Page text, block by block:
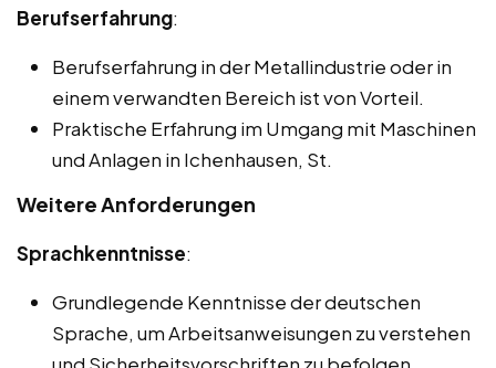
Berufserfahrung:
Berufserfahrung in der Metallindustrie oder in
einem verwandten Bereich ist von Vorteil.
Praktische Erfahrung im Umgang mit Maschinen
und Anlagen in Ichenhausen, St.
Weitere Anforderungen
Sprachkenntnisse:
Grundlegende Kenntnisse der deutschen
Sprache, um Arbeitsanweisungen zu verstehen
und Sicherheitsvorschriften zu befolgen.